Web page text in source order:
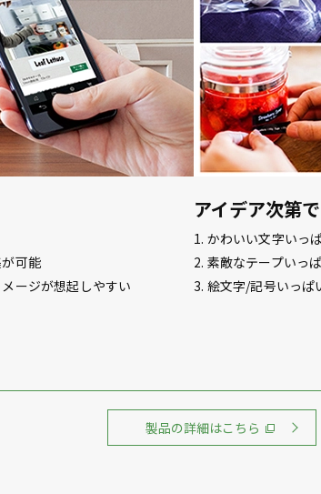
可能
ージが想起しやすい
アイデア次第
1. かわいい文字いっ
2. 素敵なテープいっ
3. 絵文字/記号いっぱ
製品の詳細はこちら